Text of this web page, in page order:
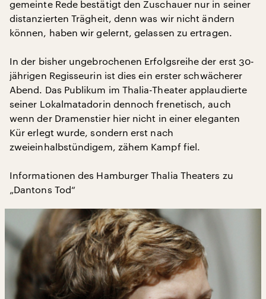
gemeinte Rede bestätigt den Zuschauer nur in seiner
distanzierten Trägheit, denn was wir nicht ändern
können, haben wir gelernt, gelassen zu ertragen.
In der bisher ungebrochenen Erfolgsreihe der erst 30-
jährigen Regisseurin ist dies ein erster schwächerer
Abend. Das Publikum im Thalia-Theater applaudierte
seiner Lokalmatadorin dennoch frenetisch, auch
wenn der Dramenstier hier nicht in einer eleganten
Kür erlegt wurde, sondern erst nach
zweieinhalbstündigem, zähem Kampf fiel.
Informationen des Hamburger Thalia Theaters zu
„Dantons Tod“